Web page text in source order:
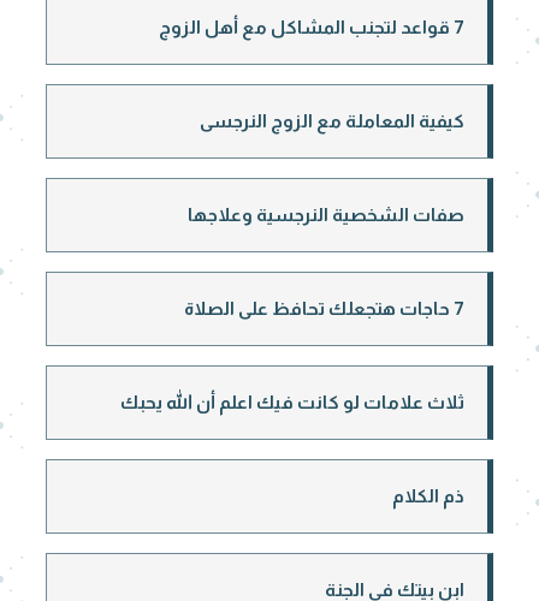
7 قواعد لتجنب المشاكل مع أهل الزوج
كيفية المعاملة مع الزوج النرجسى
صفات الشخصية النرجسية وعلاجها
7 حاجات هتجعلك تحافظ على الصلاة
ثلاث علامات لو كانت فيك اعلم أن الله يحبك
ذم الكلام
ابن بيتك في الجنة